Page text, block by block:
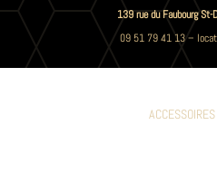
139 rue du Faubourg
09 51 79 41 13–